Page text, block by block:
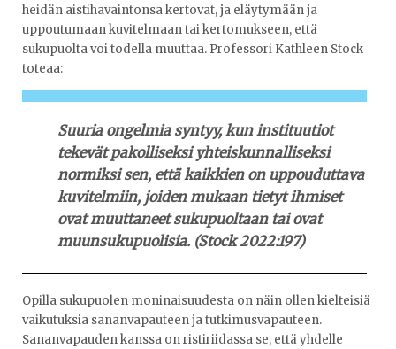
heidän aistihavaintonsa kertovat, ja eläytymään ja
uppoutumaan kuvitelmaan tai kertomukseen, että
sukupuolta voi todella muuttaa. Professori Kathleen Stock
toteaa:
Suuria ongelmia syntyy, kun instituutiot
tekevät pakolliseksi yhteiskunnalliseksi
normiksi sen, että kaikkien on uppouduttava
kuvitelmiin, joiden mukaan tietyt ihmiset
ovat muuttaneet sukupuoltaan tai ovat
muunsukupuolisia. (Stock 2022:197)
Opilla sukupuolen moninaisuudesta on näin ollen kielteisiä
vaikutuksia sananvapauteen ja tutkimusvapauteen.
Sananvapauden kanssa on ristiriidassa se, että yhdelle